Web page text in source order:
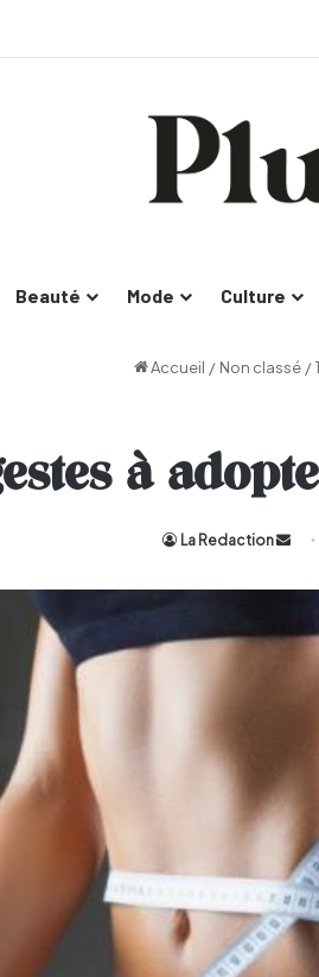
Beauté Mode Culture
Accueil / Non classé /
à
La Redaction